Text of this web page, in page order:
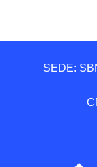
SEDE: